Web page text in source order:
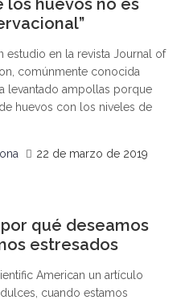
los huevos no es
estudio en la revista Journal of
comúnmente conocida
levantado ampollas porque
huevos con los niveles de
22 de marzo de 2019
qué deseamos
estresados
American un artículo
cuando estamos